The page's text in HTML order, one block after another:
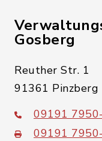
Gosberg
Reuther Str. 1
91361 Pinzberg
09191
09191